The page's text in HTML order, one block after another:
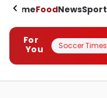
HomeFoodNewsSport
For
You
Soccer Times